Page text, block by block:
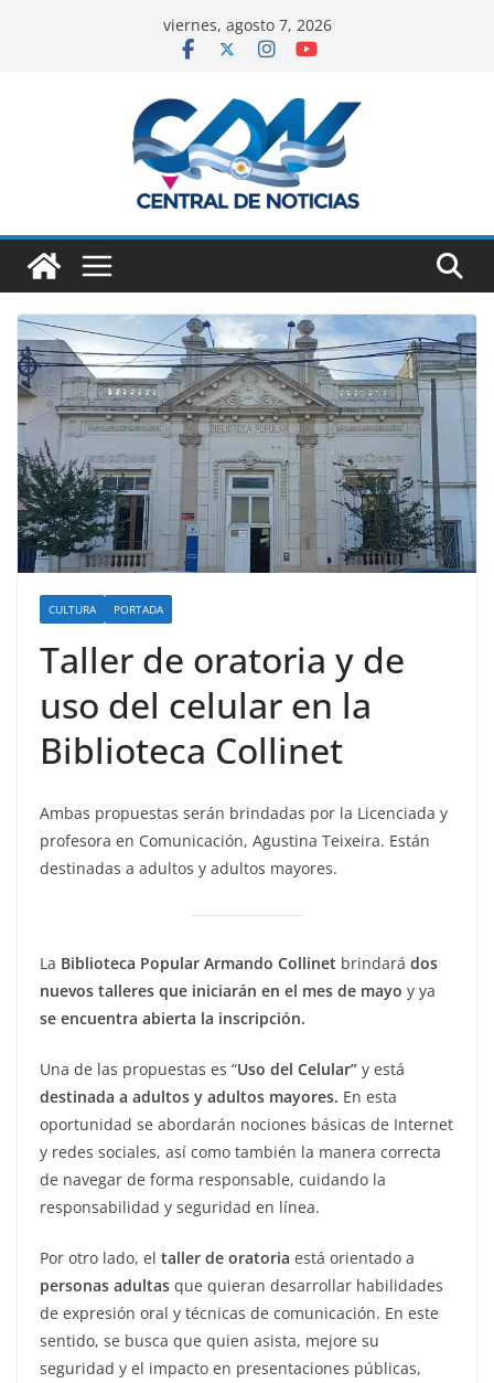
viernes, agosto 7, 2026
CULTURA PORTADA
Taller de oratoria y de
uso del celular en la
Biblioteca Collinet
Ambas propuestas serán brindadas por la Licenciada y
profesora en Comunicación, Agustina Teixeira. Están
destinadas a adultos y adultos mayores.
La Biblioteca Popular Armando Collinet brindará dos
nuevos talleres que iniciarán en el mes de mayo y ya
se encuentra abierta la inscripción.
Una de las propuestas es “Uso del Celular” y está
destinada a adultos y adultos mayores. En esta
oportunidad se abordarán nociones básicas de Internet
y redes sociales, así como también la manera correcta
de navegar de forma responsable, cuidando la
responsabilidad y seguridad en línea.
Por otro lado, el taller de oratoria está orientado a
personas adultas que quieran desarrollar habilidades
de expresión oral y técnicas de comunicación. En este
sentido, se busca que quien asista, mejore su
seguridad y el impacto en presentaciones públicas,